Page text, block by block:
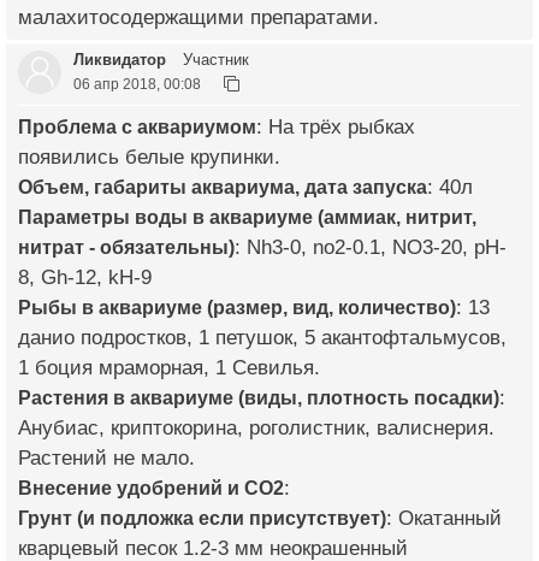
малахитосодержащими препаратами.
Ликвидатор Участник
06 апр 2018, 00:08
Проблема с аквариумом: На трёх рыбках
появились белые крупинки.
Объем, габариты аквариума, дата запуска: 40л
Параметры воды в аквариуме (аммиак, нитрит,
нитрат - обязательны): Nh3-0, no2-0.1, NO3-20, pH-
8, Gh-12, kH-9
Рыбы в аквариуме (размер, вид, количество): 13
данио подростков, 1 петушок, 5 акантофтальмусов,
1 боция мраморная, 1 Севилья.
Растения в аквариуме (виды, плотность посадки):
Анубиас, криптокорина, роголистник, валиснерия.
Растений не мало.
Внесение удобрений и CO2:
Грунт (и подложка если присутствует): Окатанный
кварцевый песок 1.2-3 мм неокрашенный